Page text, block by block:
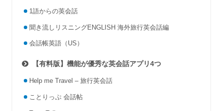
1語からの英会話
聞き流しリスニングENGLISH 海外旅行英会話編
会話帳英語（US）
【有料版】機能が優秀な英会話アプリ4つ
Help me Travel – 旅行英会話
ことりっぷ 会話帖